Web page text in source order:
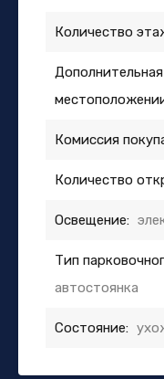
Количество
Комиссия
Количество
Освещение:
Тип
автостоянка
Состояние: